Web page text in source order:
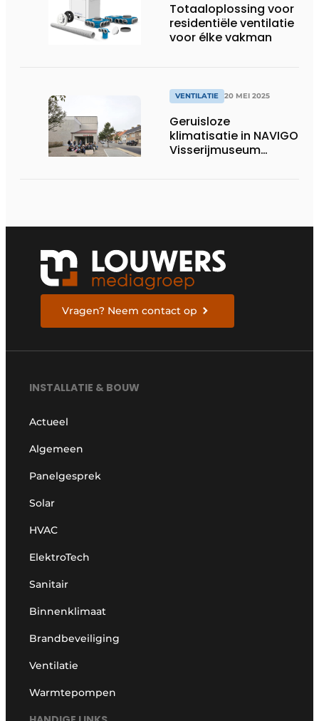
Totaaloplossing voor
residentiële ventilatie
voor élke vakman
VENTILATIE 20 MEI 2025
Geruisloze
klimatisatie in NAVIGO
Visserijmuseum
Vragen? Neem contact op
INSTALLATIE & BOUW
Actueel
Algemeen
Panelgesprek
Solar
HVAC
ElektroTech
Sanitair
Binnenklimaat
Brandbeveiliging
Ventilatie
Warmtepompen